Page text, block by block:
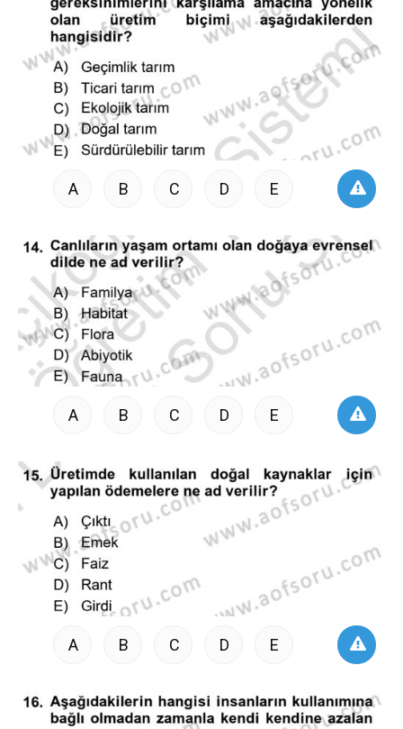
A B C D E
A B C D E
A B C D E